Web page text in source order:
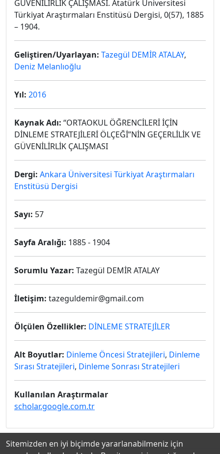
GÜVENİLİRLİK ÇALIŞMASI. Atatürk Üniversitesi
Türkiyat Araştırmaları Enstitüsü Dergisi, 0(57), 1885
– 1904.
Geliştiren/Uyarlayan: Tazegül DEMİR ATALAY,
Deniz Melanlıoğlu
Yıl: 2016
Kaynak Adı: “ORTAOKUL ÖĞRENCİLERİ İÇİN
DİNLEME STRATEJİLERİ ÖLÇEĞİ”NİN GEÇERLİLİK VE
GÜVENİLİRLİK ÇALIŞMASI
Dergi: Ankara Üniversitesi Türkiyat Araştırmaları
Enstitüsü Dergisi
Sayı: 57
Sayfa Aralığı: 1885 - 1904
Sorumlu Yazar: Tazegül DEMİR ATALAY
İletişim: tazeguldemir@gmail.com
Ölçülen Özellikler: DİNLEME STRATEJİLER
Alt Boyutlar: Dinleme Öncesi Stratejileri, Dinleme
Sırası Stratejileri, Dinleme Sonrası Stratejileri
Kullanılan Araştırmalar
scholar.google.com.tr
Sitemizden en iyi biçimde yararlanabilmeniz için